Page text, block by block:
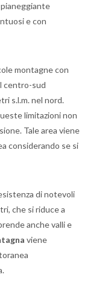
pianeggiante
e con
montagne con
centro-sud
s.l.m. nel nord.
limitazioni non
Tale area viene
considerando se si
di notevoli
che si riduce a
anche valli e
viene